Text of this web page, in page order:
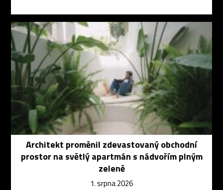
Architekt proměnil zdevastovaný obchodní
prostor na světlý apartmán s nádvořím plným
zeleně
1. srpna 2026